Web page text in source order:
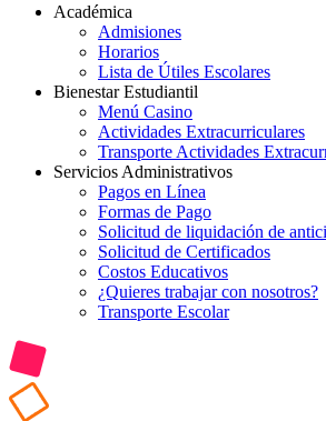
Académica
Admisiones
Horarios
Lista de Útiles Escolares
Bienestar Estudiantil
Menú Casino
Actividades Extracurriculares
Transporte Actividades
Servicios Administrativos
Pagos en Línea
Formas de Pago
Solicitud de liquidación de
Solicitud de Certificados
Costos Educativos
¿Quieres trabajar con nosotros?
Transporte Escolar